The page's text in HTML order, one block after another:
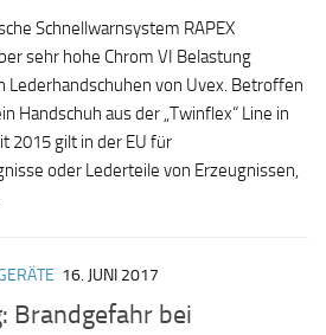
Schnellwarnsystem RAPEX
sehr hohe Chrom VI Belastung
Lederhandschuhen von Uvex. Betroffen
Handschuh aus der „Twinflex“ Line in
2015 gilt in der EU für
oder Lederteile von Erzeugnissen,
16. JUNI 2017
Brandgefahr bei